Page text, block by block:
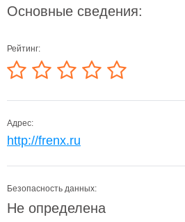
Основные сведения:
Рейтинг:
Адрес:
http://frenx.ru
Безопасность данных:
Не определена